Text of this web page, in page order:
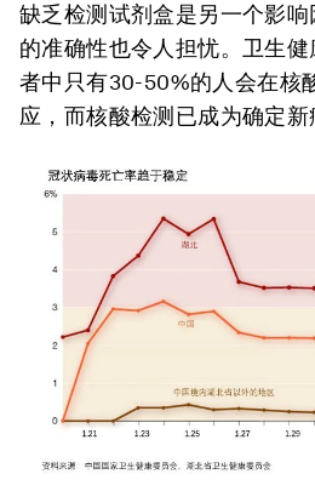
缺乏检测试剂盒是另一个影
的准确性也令人担忧。卫生
者中只有30-50%的人会在核
应，而核酸检测已成为确定新